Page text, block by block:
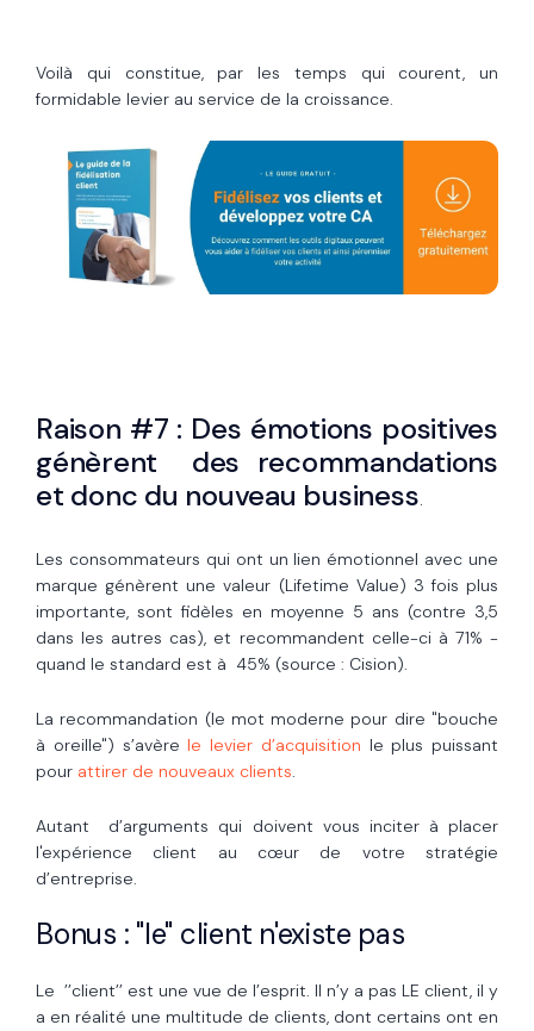
Voilà qui constitue, par les temps qui courent, un
formidable levier au service de la croissance.
Raison #7 : Des émotions positives
génèrent des recommandations
et donc du nouveau business.
Les consommateurs qui ont un lien émotionnel avec une
marque génèrent une valeur (Lifetime Value) 3 fois plus
importante, sont fidèles en moyenne 5 ans (contre 3,5
dans les autres cas), et recommandent celle-ci à 71% -
quand le standard est à 45% (source : Cision).
La recommandation (le mot moderne pour dire "bouche
à oreille") s’avère le levier d’acquisition le plus puissant
pour attirer de nouveaux clients.
Autant d’arguments qui doivent vous inciter à placer
l'expérience client au cœur de votre stratégie
d’entreprise.
Bonus : "le" client n'existe pas
Le ’’client’’ est une vue de l’esprit. Il n’y a pas LE client, il y
a en réalité une multitude de clients, dont certains ont en